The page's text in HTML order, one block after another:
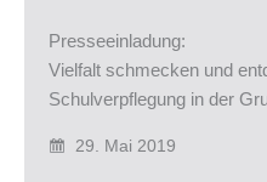
Presseeinladung:
Vielfalt schmecken und
Schulverpflegung in der
29. Mai 2019